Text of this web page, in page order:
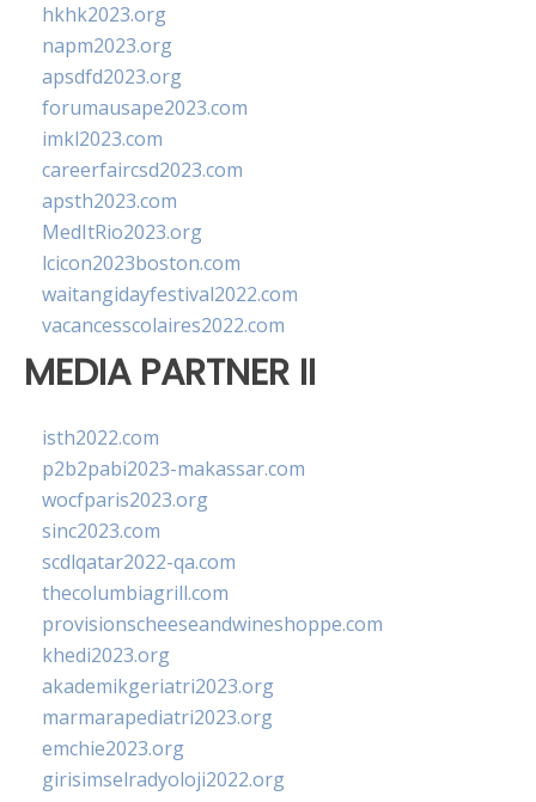
hkhk2023.org
napm2023.org
apsdfd2023.org
forumausape2023.com
imkl2023.com
careerfaircsd2023.com
apsth2023.com
MedItRio2023.org
lcicon2023boston.com
waitangidayfestival2022.com
vacancesscolaires2022.com
MEDIA PARTNER II
isth2022.com
p2b2pabi2023-makassar.com
wocfparis2023.org
sinc2023.com
scdlqatar2022-qa.com
thecolumbiagrill.com
provisionscheeseandwineshoppe.com
khedi2023.org
akademikgeriatri2023.org
marmarapediatri2023.org
emchie2023.org
girisimselradyoloji2022.org